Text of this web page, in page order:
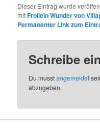
Dieser Eintrag wurde
mitFrollein Wunder von
Permanenter Link zum
Schreibe
Du musstangemeldet
abzugeben.